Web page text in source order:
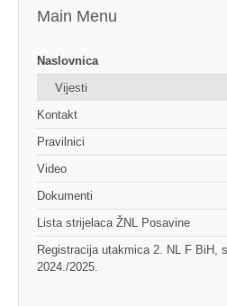
Main Menu
Naslovnica
Vijesti
Kontakt
Pravilnici
Video
Dokumenti
Lista strijelaca ŽNL Posavine
Registracija utakmica 2. NL F BiH,
2024./2025.